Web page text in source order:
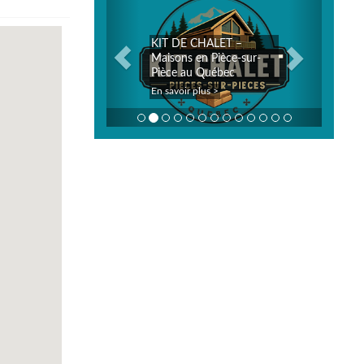
Joe Smoked Meat Matin
Plus, et je vous
recommande vivement!
En savoir plus >